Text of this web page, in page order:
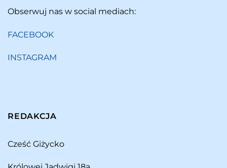
Obserwuj nas w social mediach:
FACEBOOK
INSTAGRAM
REDAKCJA
Cześć Giżycko